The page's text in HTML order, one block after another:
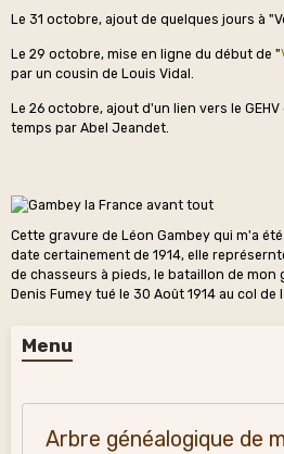
Le 31 octobre, ajout de quelques jours à
Le 29 octobre, mise en ligne du début de "
par un cousin de Louis Vidal.
Le 26 octobre, ajout d'un lien vers le GEHV
temps par Abel Jeandet.
Cette gravure de Léon Gambey qui m'a
date certainement de 1914, elle
de chasseurs à pieds, le bataillon de mon
Denis Fumey tué le 30 Août 1914 au col de
Menu
Arbre généalogique de